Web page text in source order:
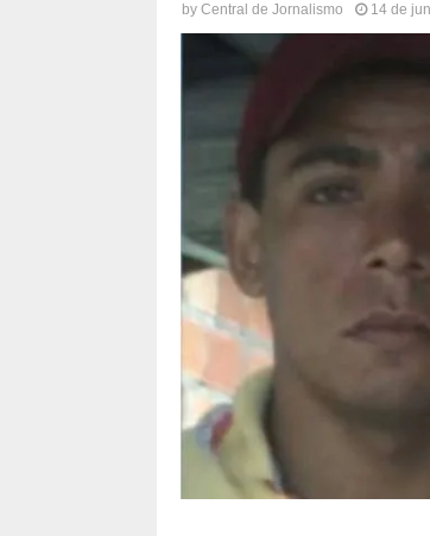
by Central de Jornalismo 14 de